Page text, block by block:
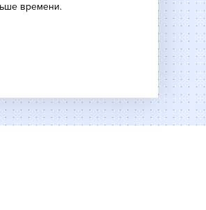
времени.
приборов при
каких-
компания
для выполнения